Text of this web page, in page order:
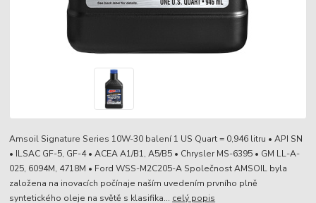
Amsoil Signature Series 10W-30 balení 1 US Quart = 0,946 litru • API SN
• ILSAC GF-5, GF-4 • ACEA A1/B1, A5/B5 • Chrysler MS-6395 • GM LL-A-
025, 6094M, 4718M • Ford WSS-M2C205-A Společnost AMSOIL byla
založena na inovacích počínaje naším uvedením prvního plně
syntetického oleje na světě s klasifika... celý popis